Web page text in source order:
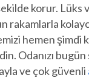
korur. Lüks
rakamlarla
hemen şimdi
Odanızı
ve çok güvenli